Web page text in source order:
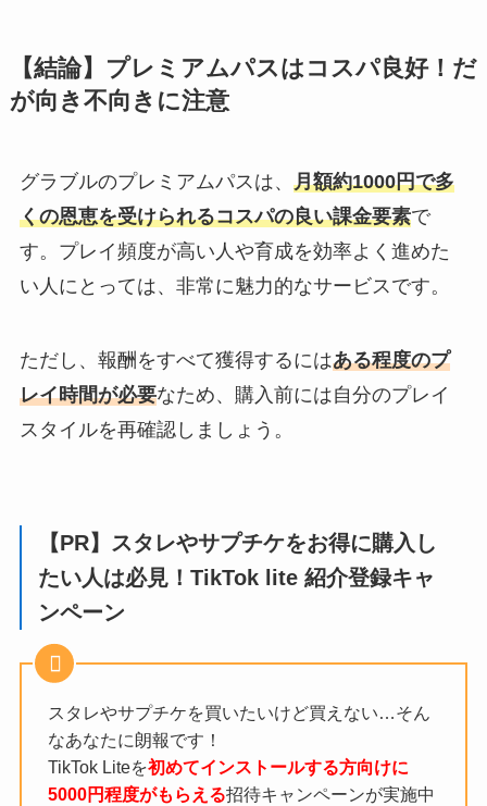
【結論】プレミアムパスはコスパ良好！だ
が向き不向きに注意
グラブルのプレミアムパスは、 月額約1000円で多
くの恩恵を受けられるコスパの良い課金要素で
す。プレイ頻度が高い人や育成を効率よく進めた
い人にとっては、非常に魅力的なサービスです。
ただし、報酬をすべて獲得するにはある程度のプ
レイ時間が必要なため、購入前には自分のプレイ
スタイルを再確認しましょう。
【PR】スタレやサプチケをお得に購入し
たい人は必見！TikTok lite 紹介登録キャ
ンペーン
スタレやサプチケを買いたいけど買えない…そん
なあなたに朗報です！
TikTok Liteを初めてインストールする方向けに
5000円程度がもらえる招待キャンペーンが実施中